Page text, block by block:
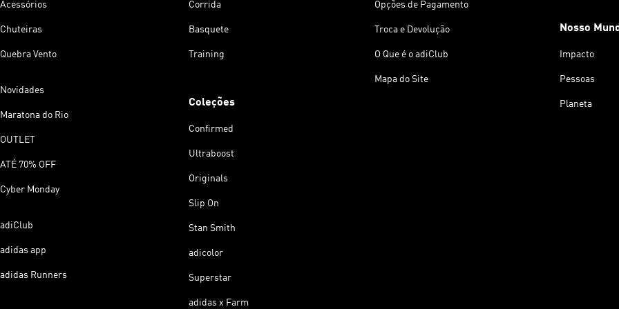
Acessórios
Chuteiras
Quebra Vento
Novidades
Maratona do Rio
OUTLET
ATÉ 70% OFF
Cyber Monday
adiClub
adidas app
adidas Runners
Corrida
Basquete
Training
Coleções
Confirmed
Ultraboost
Originals
Slip On
Stan Smith
adicolor
Superstar
adidas x Farm
Opções de Pagamento
Troca e Devolução
O Que é o adiClub
Mapa do Site
Nosso
Impacto
Pessoas
Planeta